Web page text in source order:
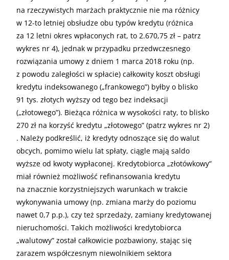
na rzeczywistych marżach praktycznie nie ma różnicy
w 12-to letniej obsłudze obu typów kredytu (różnica
za 12 letni okres wpłaconych rat, to 2.670,75 zł – patrz
wykres nr 4), jednak w przypadku przedwczesnego
rozwiązania umowy z dniem 1 marca 2018 roku (np.
z powodu zaległości w spłacie) całkowity koszt obsługi
kredytu indeksowanego („frankowego”) byłby o blisko
91 tys. złotych wyższy od tego bez indeksacji
(„złotowego”). Bieżąca różnica w wysokości raty, to blisko
270 zł na korzyść kredytu „złotowego” (patrz wykres nr 2)
. Należy podkreślić, iż kredyty odnoszące się do walut
obcych, pomimo wielu lat spłaty, ciągle mają saldo
wyższe od kwoty wypłaconej. Kredytobiorca „złotówkowy”
miał również możliwość refinansowania kredytu
na znacznie korzystniejszych warunkach w trakcie
wykonywania umowy (np. zmiana marży do poziomu
nawet 0,7 p.p.), czy też sprzedaży, zamiany kredytowanej
nieruchomości. Takich możliwości kredytobiorca
„walutowy” został całkowicie pozbawiony, stając się
zarazem współczesnym niewolnikiem sektora